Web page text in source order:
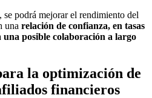
podrá mejorar el rendimiento del
una relación de confianza, en tasas
una posible colaboración a largo
la optimización de
financieros